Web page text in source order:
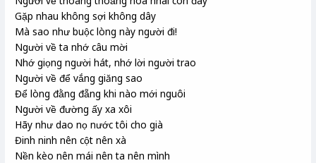
Gặp nhau không sợi không dây
Mà sao như buộc lòng này người đi!
Người về ta nhớ câu mời
Nhớ giọng người hát, nhớ lời người trao
Người về để vắng giăng sao
Để lòng đằng đẵng khi nào mới nguôi
Người về đường ấy xa xôi
Hãy như dao nọ nước tôi cho già
Đinh ninh nên cột nên xà
Nền kèo nên mái nên ta nên mình